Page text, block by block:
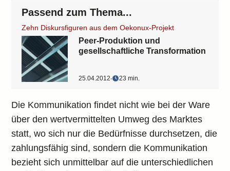
Passend zum Thema...
Zehn Diskursfiguren aus dem Oekonux-Projekt
Peer-Produktion und
gesellschaftliche Transformation
25.04.2012‧ 23 min.
Die Kommunikation findet nicht wie bei der Ware
über den wertvermittelten Umweg des Marktes
statt, wo sich nur die Bedürfnisse durchsetzen, die
zahlungsfähig sind, sondern die Kommunikation
bezieht sich unmittelbar auf die unterschiedlichen